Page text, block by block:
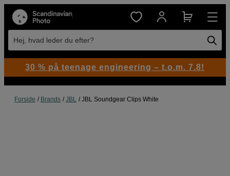
Hej, hvad leder du efter?
Forside Brands JBL JBL Soundgear Clips White
30 % på teenage engineering – t.o.m. 7.8!